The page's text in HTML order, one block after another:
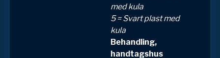
med kula
5 = Svart plast med
kula
Behandling,
handtagshus